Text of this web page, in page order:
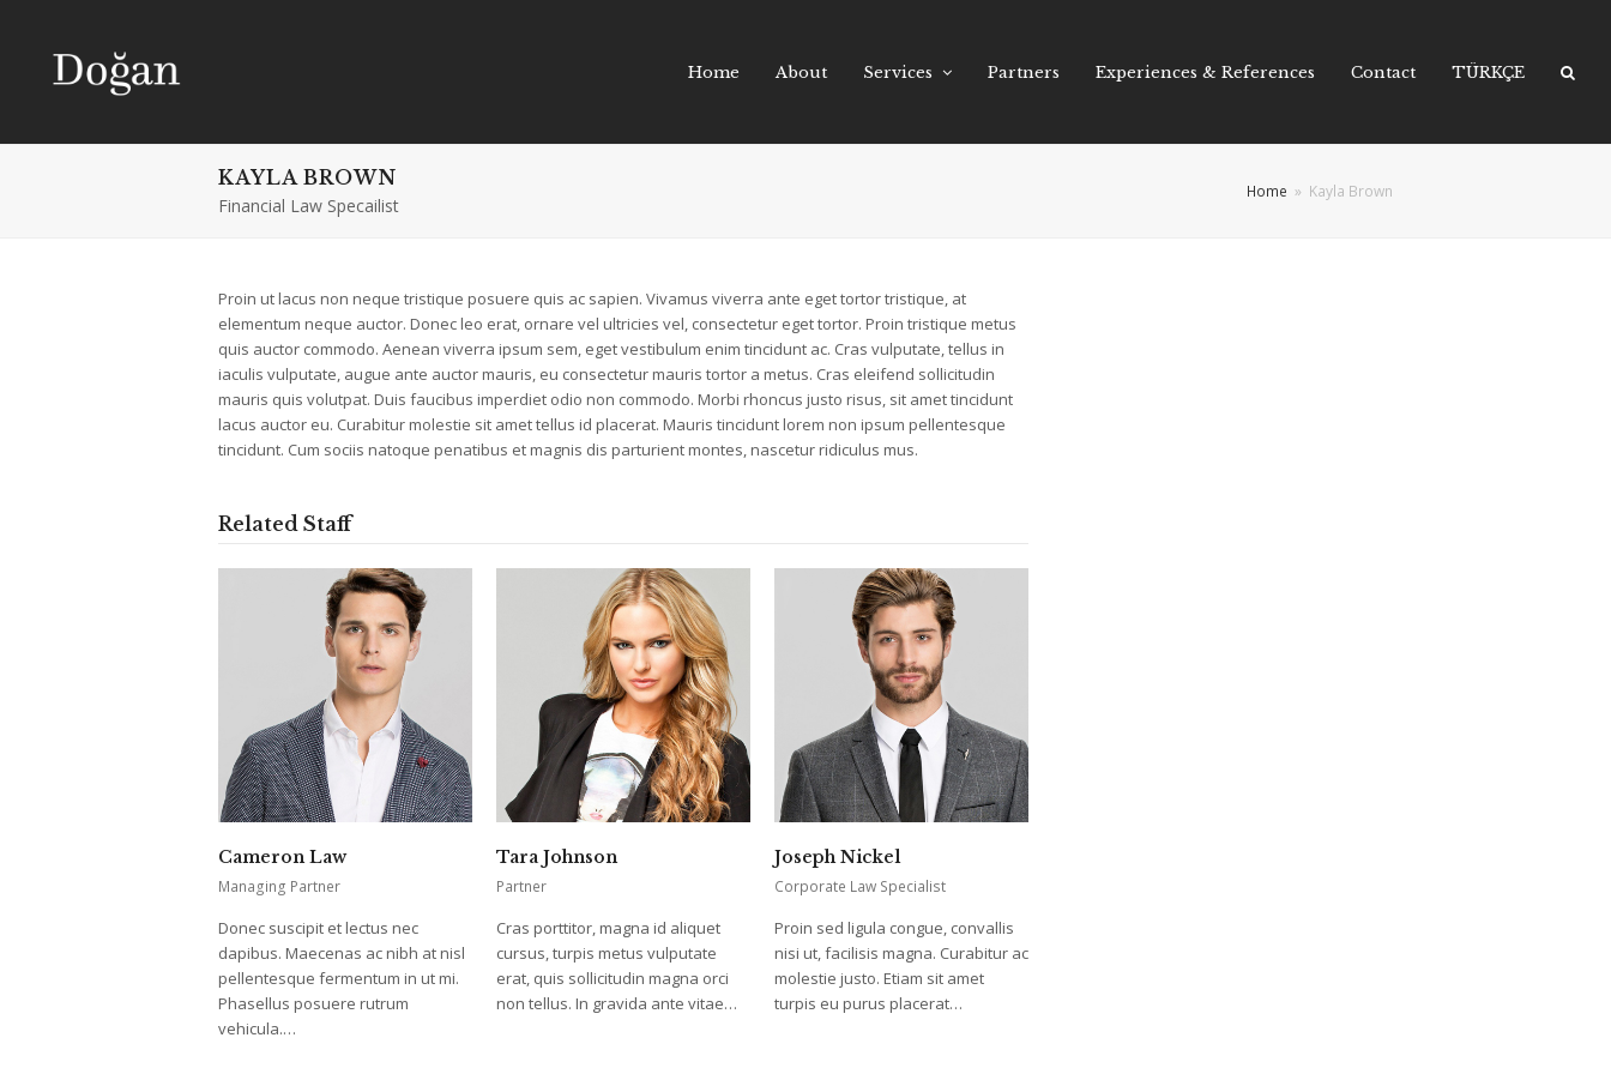
Home About Services Partners Experiences & References Contact TÜRKÇE
KAYLA BROWN
Financial Law Specailist
Home » Kayla Brown
Proin ut lacus non neque tristique posuere quis ac sapien. Vivamus viverra ante eget tortor tristique, at
elementum neque auctor. Donec leo erat, ornare vel ultricies vel, consectetur eget tortor. Proin tristique metus
quis auctor commodo. Aenean viverra ipsum sem, eget vestibulum enim tincidunt ac. Cras vulputate, tellus in
iaculis vulputate, augue ante auctor mauris, eu consectetur mauris tortor a metus. Cras eleifend sollicitudin
mauris quis volutpat. Duis faucibus imperdiet odio non commodo. Morbi rhoncus justo risus, sit amet tincidunt
lacus auctor eu. Curabitur molestie sit amet tellus id placerat. Mauris tincidunt lorem non ipsum pellentesque
tincidunt. Cum sociis natoque penatibus et magnis dis parturient montes, nascetur ridiculus mus.
Related Staff
Cameron Law
Managing Partner
Donec suscipit et lectus nec
dapibus. Maecenas ac nibh at nisl
pellentesque fermentum in ut mi.
Phasellus posuere rutrum
vehicula.…
Tara Johnson
Partner
Cras porttitor, magna id aliquet
cursus, turpis metus vulputate
erat, quis sollicitudin magna orci
non tellus. In gravida ante vitae…
Joseph Nickel
Corporate Law Specialist
Proin sed ligula congue, convallis
nisi ut, facilisis magna. Curabitur ac
molestie justo. Etiam sit amet
turpis eu purus placerat…